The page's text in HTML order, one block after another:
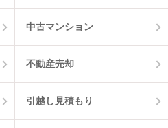
中古マンション
不動産売却
引越し見積もり